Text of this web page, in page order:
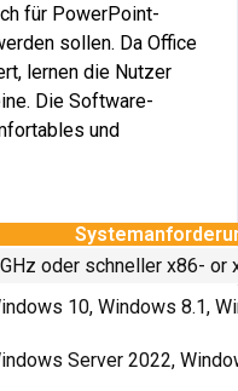
für PowerPoint-
sollen. Da Office
lernen die Nutzer
Die Software-
und
oder schneller x86-
10, Windows 8.1,
Server 2022,